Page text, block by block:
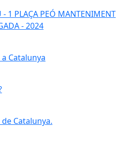
- 1 PLAÇA PEÓ MANTENIMENT
- 1 PLAÇA PEÓ MANTENIMENT
- 2024
Catalunya
Catalunya
Catalunya.
Catalunya.